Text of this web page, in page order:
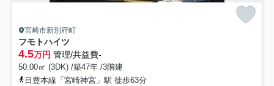
宮崎市新別府町
フモトハイツ
4.5万円 管理/共益費-
50.00㎡ (3DK) /築47年 /3階建
日豊本線「宮崎神宮」駅 徒歩63分